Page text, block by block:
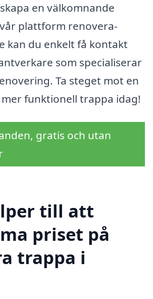
en välkomnande
plattform renovera-
kan du enkelt få kontakt
som specialiserar
Ta steget mot en
funktionell trappa idag!
gratis och utan
till att
priset på
trappa i